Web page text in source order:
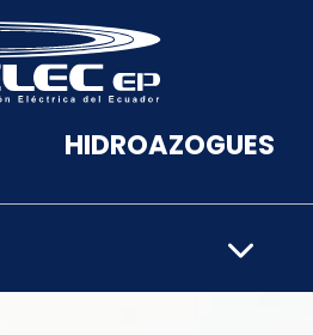
herramientas
HIDROAZOGUES